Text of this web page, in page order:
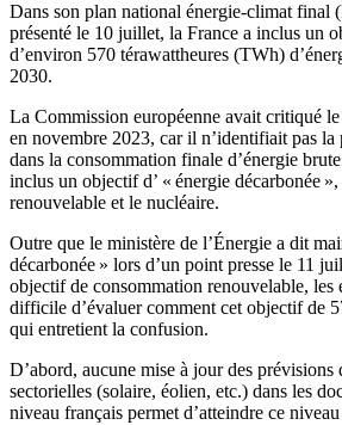
Dans son plan national énergie-climat final
présenté le 10 juillet, la France a inclus un
d’environ 570 térawattheures (TWh)
2030.
La Commission européenne avait critiqué
en novembre 2023, car il n’identifiait pas la
dans la consommation finale d’énergie
inclus un objectif d’ « énergie décarbonée
renouvelable et le nucléaire.
Outre que le ministère de l’Énergie a dit
décarbonée » lors d’un point presse le 11
objectif de consommation renouvelable, les
difficile d’évaluer comment cet objectif de
qui entretient la confusion.
D’abord, aucune mise à jour des prévisions
sectorielles (solaire, éolien, etc.) dans les
niveau français permet d’atteindre ce